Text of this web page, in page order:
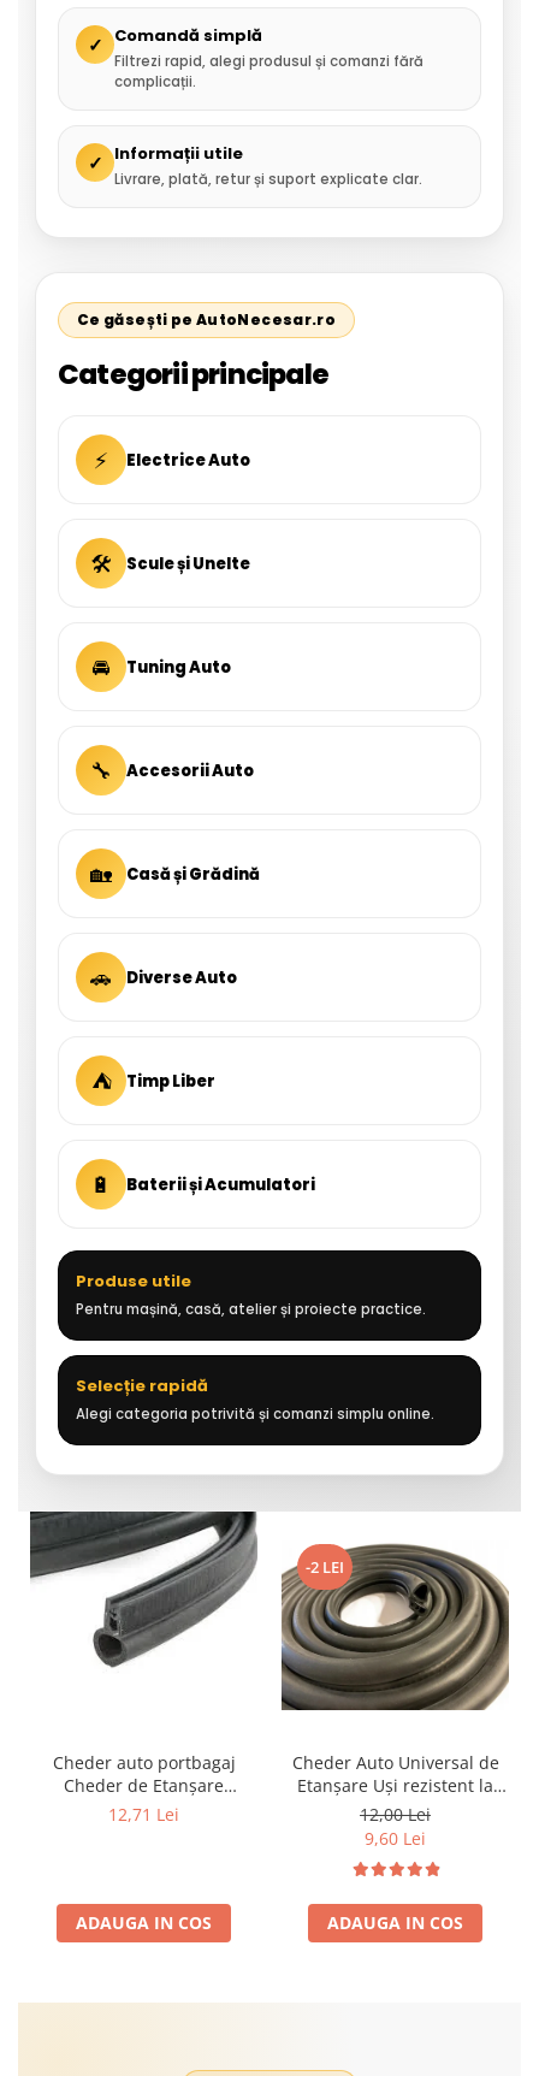
✓ Comandă simplă
Filtrezi rapid, alegi produsul și comanzi fără
complicații.
✓ Informații utile
Livrare, plată, retur și suport explicate clar.
Ce găsești pe AutoNecesar.ro
Categorii principale
⚡ Electrice Auto
🛠 Scule și Unelte
🚘 Tuning Auto
🔧 Accesorii Auto
🏡 Casă și Grădină
🚗 Diverse Auto
⛺ Timp Liber
🔋 Baterii și Acumulatori
Produse utile
Pentru mașină, casă, atelier și proiecte practice.
Selecție rapidă
Alegi categoria potrivită și comanzi simplu online.
Cheder auto portbagaj
Cheder de Etanșare
Profesional din Cauciuc -
Liniar
12,71 Lei
ADAUGA IN COS
-2 LEI
Cheder Auto Universal de
Etanșare Uși rezistent la
intemperii, raze UV,
îmbătrânire și temperaturi
extreme
12,00 Lei
9,60 Lei
ADAUGA IN COS